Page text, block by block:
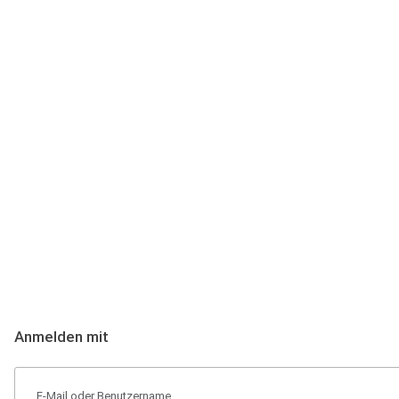
Anmelden mit